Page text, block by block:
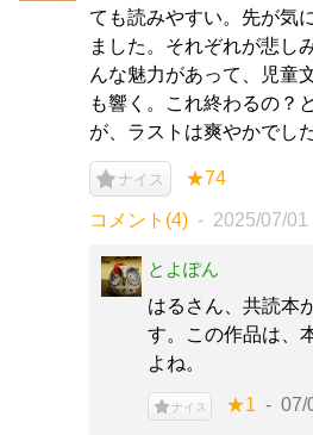
ても読みやすい。先が気
ました。それぞれが悲し
んな魅力があって、児童
も響く。これ終わるの？
が、ラストは爽やかでし
ナイス ★74
コメント(4) 2025/07/01
とよぽん
はるさん、共読本
す。この作品は、
よね。
ナイス ★1 07/